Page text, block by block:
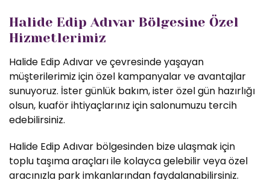
Halide Edip Adıvar Bölgesine Özel
Hizmetlerimiz
Halide Edip Adıvar ve çevresinde yaşayan
müşterilerimiz için özel kampanyalar ve avantajlar
sunuyoruz. İster günlük bakım, ister özel gün hazırlığı
olsun, kuaför ihtiyaçlarınız için salonumuzu tercih
edebilirsiniz.
Halide Edip Adıvar bölgesinden bize ulaşmak için
toplu taşıma araçları ile kolayca gelebilir veya özel
aracınızla park imkanlarından faydalanabilirsiniz.